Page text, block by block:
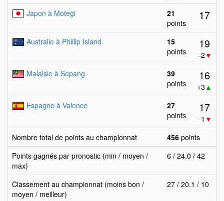
Japon à Motegi
21
points
17
Australie à Phillip Island
15
points
19
−2 ▼
Malaisie à Sepang
39
points
16
+3 ▲
Espagne à Valence
27
points
17
−1 ▼
Nombre total de points au championnat
456 points
Points gagnés par pronostic (min / moyen /
max)
6 / 24.0 / 42
Classement au championnat (moins bon /
moyen / meilleur)
27 / 20.1 / 10